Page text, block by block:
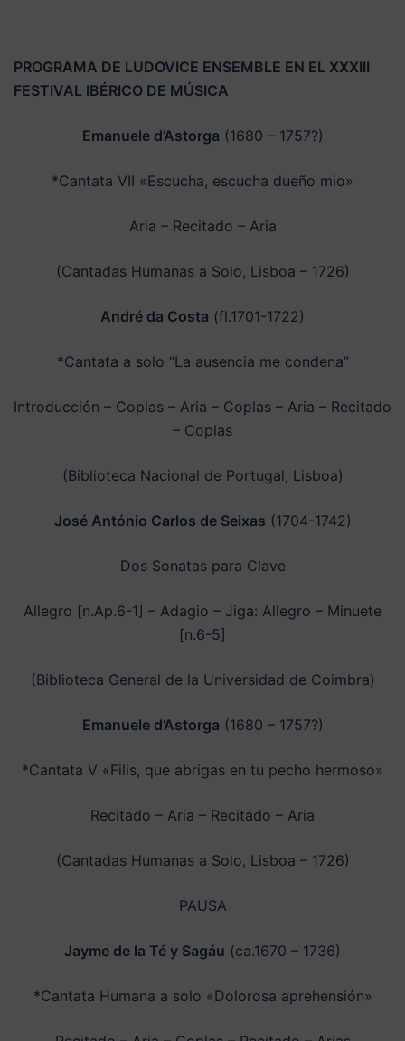
PROGRAMA DE LUDOVICE ENSEMBLE EN EL XXXIII
FESTIVAL IBÉRICO DE MÚSICA
Emanuele d’Astorga (1680 – 1757?)
*Cantata VII «Escucha, escucha dueño mio»
Aria – Recitado – Aria
(Cantadas Humanas a Solo, Lisboa – 1726)
André da Costa (fl.1701-1722)
*Cantata a solo “La ausencia me condena”
Introducción – Coplas – Aria – Coplas – Aria – Recitado
– Coplas
(Biblioteca Nacional de Portugal, Lisboa)
José António Carlos de Seixas (1704-1742)
Dos Sonatas para Clave
Allegro [n.Ap.6-1] – Adagio – Jiga: Allegro – Minuete
[n.6-5]
(Biblioteca General de la Universidad de Coimbra)
Emanuele d’Astorga (1680 – 1757?)
*Cantata V «Filis, que abrigas en tu pecho hermoso»
Recitado – Aria – Recitado – Aria
(Cantadas Humanas a Solo, Lisboa – 1726)
PAUSA
Jayme de la Té y Sagáu (ca.1670 – 1736)
*Cantata Humana a solo «Dolorosa aprehensión»